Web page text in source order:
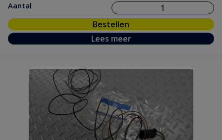
Aantal
Bestellen
Lees meer